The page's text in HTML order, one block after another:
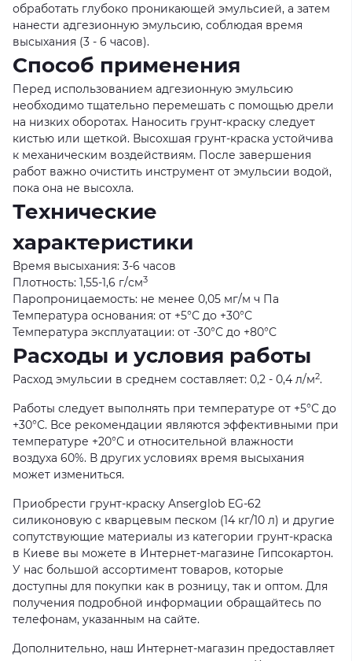
обработать глубоко проникающей эмульсией, а затем
нанести адгезионную эмульсию, соблюдая время
высыхания (3 - 6 часов).
Способ применения
Перед использованием адгезионную эмульсию
необходимо тщательно перемешать с помощью дрели
на низких оборотах. Наносить грунт-краску следует
кистью или щеткой. Высохшая грунт-краска устойчива
к механическим воздействиям. После завершения
работ важно очистить инструмент от эмульсии водой,
пока она не высохла.
Технические
характеристики
Время высыхания: 3-6 часов
Плотность: 1,55-1,6 г/см3
Паропроницаемость: не менее 0,05 мг/м ч Па
Температура основания: от +5°С до +30°С
Температура эксплуатации: от -30°С до +80°С
Расходы и условия работы
Расход эмульсии в среднем составляет: 0,2 - 0,4 л/м2.
Работы следует выполнять при температуре от +5°С до
+30°С. Все рекомендации являются эффективными при
температуре +20°С и относительной влажности
воздуха 60%. В других условиях время высыхания
может измениться.
Приобрести грунт-краску Anserglob EG-62
силиконовую с кварцевым песком (14 кг/10 л) и другие
сопутствующие материалы из категории грунт-краска
в Киеве вы можете в Интернет-магазине Гипсокартон.
У нас большой ассортимент товаров, которые
доступны для покупки как в розницу, так и оптом. Для
получения подробной информации обращайтесь по
телефонам, указанным на сайте.
Дополнительно, наш Интернет-магазин предоставляет